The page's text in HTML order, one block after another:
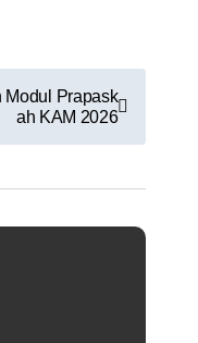
Modul Prapask
ah KAM 2026